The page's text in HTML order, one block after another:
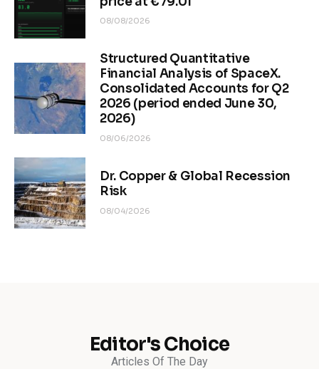
08/08/2026
Structured Quantitative
Financial Analysis of SpaceX.
Consolidated Accounts for Q2
2026 (period ended June 30,
2026)
08/06/2026
Dr. Copper & Global Recession
Risk
08/04/2026
Editor's Choice
Articles Of The Day